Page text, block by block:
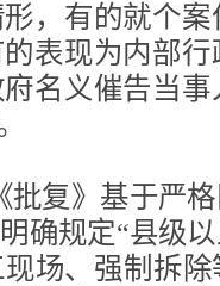
，有的就个
表现为内部
名义催告当
批复》基于严
确规定“县级
场、强制拆